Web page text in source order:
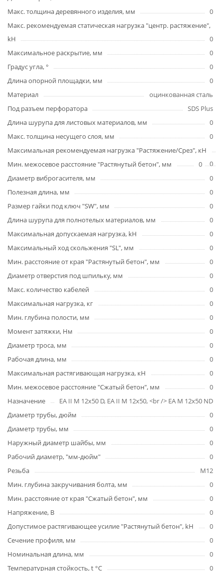
Макс. толщина деревянного изделия, мм
0
Макс. рекомендуемая статическая нагрузка "центр. растяжение",
kH
0
Максимальное раскрытие, мм
0
Градус угла, °
0
Длина опорной площадки, мм
0
Материал
оцинкованная сталь
Под разъем перфоратора
SDS Plus
Длина шурупа для листовых материалов, мм
0
Макс. толщина несущего слоя, мм
0
Максимальная рекомендуемая нагрузка "Растяжение/Срез", кН
0
Мин. межосевое расстояние "Растянутый бетон", мм
0
Диаметр виброгасителя, мм
0
Полезная длина, мм
0
Размер гайки под ключ "SW", мм
0
Длина шурупа для полнотелых материалов, мм
0
Максимальная допускаемая нагрузка, kH
0
Максимальный ход скольжения "SL", мм
0
Мин. расстояние от края "Растянутый бетон", мм
0
Диаметр отверстия под шпильку, мм
0
Макс. количество кабелей
0
Максимальная нагрузка, кг
0
Мин. глубина полости, мм
0
Момент затяжки, Нм
0
Диаметр троса, мм
0
Рабочая длина, мм
0
Максимальная растягивающая нагрузка, кН
0
Мин. межосевое расстояние "Сжатый бетон", мм
0
Назначение
EA II M 12x50 D, EA II M 12x50, <br /> EA M 12x50 ND
Диаметр трубы, дюйм
0
Диаметр трубы, мм
0
Наружный диаметр шайбы, мм
0
Рабочий диаметр, "мм-дюйм"
0
Резьба
M12
Мин. глубина закручивания болта, мм
0
Мин. расстояние от края "Сжатый бетон", мм
0
Напряжение, В
0
Допустимое растягивающее усилие "Растянутый бетон", kH
0
Сечение профиля, мм
0
Номинальная длина, мм
0
Температурная стойкость, t °C
0